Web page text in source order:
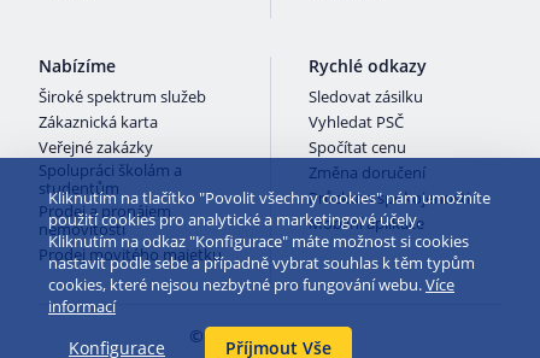
Nabízíme
Široké spektrum služeb
Zákaznická karta
Veřejné zakázky
Spolupráci školám a
studentům
Prodej a pronájem
nemovitostí
Prodej movitého majetku
Rychlé odkazy
Sledovat zásilku
Vyhledat PSČ
Spočítat cenu
Změna doručení
Průzkum spokojenosti
Mobilní aplikace
© 2026 Česká pošta
Kliknutím na tlačítko "Povolit všechny cookies" nám umožníte
použití cookies pro analytické a marketingové účely.
Kliknutím na odkaz "Konfigurace" máte možnost si cookies
nastavit podle sebe a případně vybrat souhlas k těm typům
cookies, které nejsou nezbytné pro fungování webu.Více
informací
Konfigurace Příjmout Vše